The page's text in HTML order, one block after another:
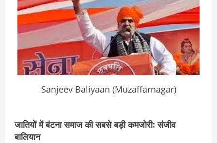
Sanjeev Baliyaan (Muzaffarnagar)
जातियों में बंटना समाज की सबसे बड़ी कमजोरी: संजीव
बालियान